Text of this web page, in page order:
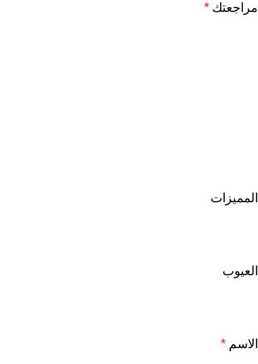
مراجعتك *
المميزات
العيوب
الاسم *